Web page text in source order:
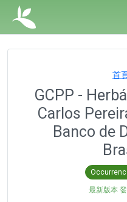
首
GCPP -
Carlos
Banco de
最新版本